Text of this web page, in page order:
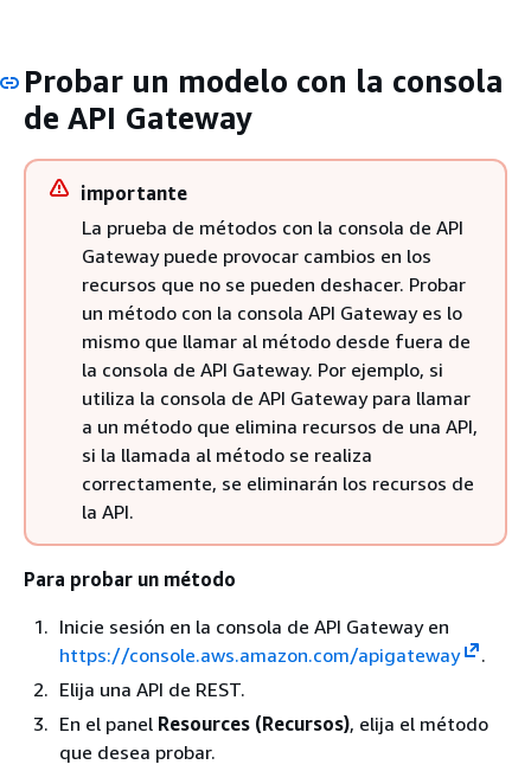
Probar un modelo con la consola
de API Gateway
importante
La prueba de métodos con la consola de API
Gateway puede provocar cambios en los
recursos que no se pueden deshacer. Probar
un método con la consola API Gateway es lo
mismo que llamar al método desde fuera de
la consola de API Gateway. Por ejemplo, si
utiliza la consola de API Gateway para llamar
a un método que elimina recursos de una API,
si la llamada al método se realiza
correctamente, se eliminarán los recursos de
la API.
Para probar un método
Inicie sesión en la consola de API Gateway en
https://console.aws.amazon.com/apigateway
.
Elija una API de REST.
En el panel Resources (Recursos), elija el método
que desea probar.